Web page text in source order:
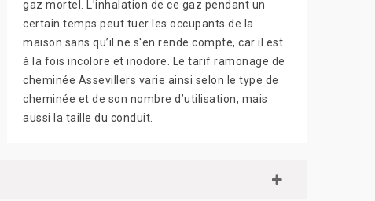
gaz mortel. L’inhalation de ce gaz pendant un
certain temps peut tuer les occupants de la
maison sans qu’il ne s'en rende compte, car il est
à la fois incolore et inodore. Le tarif ramonage de
cheminée Assevillers varie ainsi selon le type de
cheminée et de son nombre d’utilisation, mais
aussi la taille du conduit.